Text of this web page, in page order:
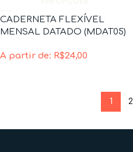
CADERNETA FLEXÍVEL
MENSAL DATADO (MDAT05)
A partir de: R$24,00
1 2